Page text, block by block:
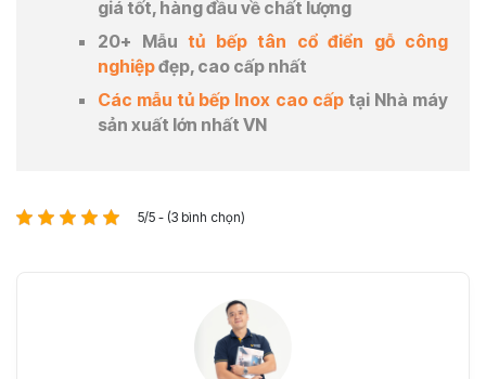
giá tốt, hàng đầu về chất lượng
20+ Mẫu tủ bếp tân cổ điển gỗ công
nghiệpđẹp, cao cấp nhất
Các mẫu tủ bếp Inox cao cấptại Nhà máy
sản xuất lớn nhất VN
5/5 - (3 bình chọn)